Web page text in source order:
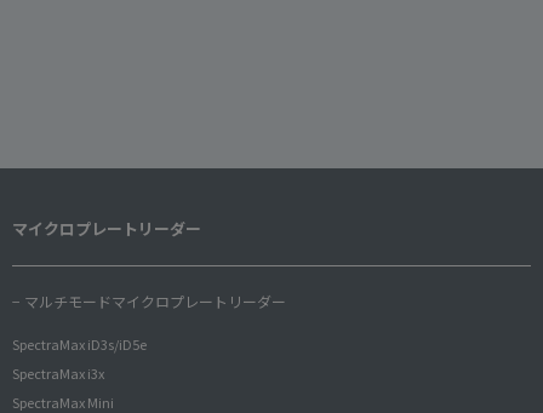
マイクロプレートリーダー
− マルチモードマイクロプレートリーダー
SpectraMax iD3s/iD5e
SpectraMax i3x
SpectraMax Mini